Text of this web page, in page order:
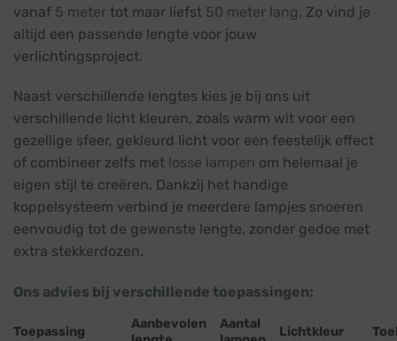
vanaf 5 meter tot maar liefst 50 meter lang. Zo vind je
altijd een passende lengte voor jouw
verlichtingsproject.
Naast verschillende lengtes kies je bij ons uit
verschillende licht kleuren, zoals warm wit voor een
gezellige sfeer, gekleurd licht voor een feestelijk effect
of combineer zelfs met losse lampen om helemaal je
eigen stijl te creëren. Dankzij het handige
koppelsysteem verbind je meerdere lampjes snoeren
eenvoudig tot de gewenste lengte, zonder gedoe met
extra stekkerdozen.
Ons advies bij verschillende toepassingen:
Toepassing
Aanbevolen
Aantal
Lichtkleur